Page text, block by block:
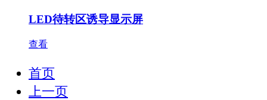
LED待转区诱导显示屏
查看
首页
上一页